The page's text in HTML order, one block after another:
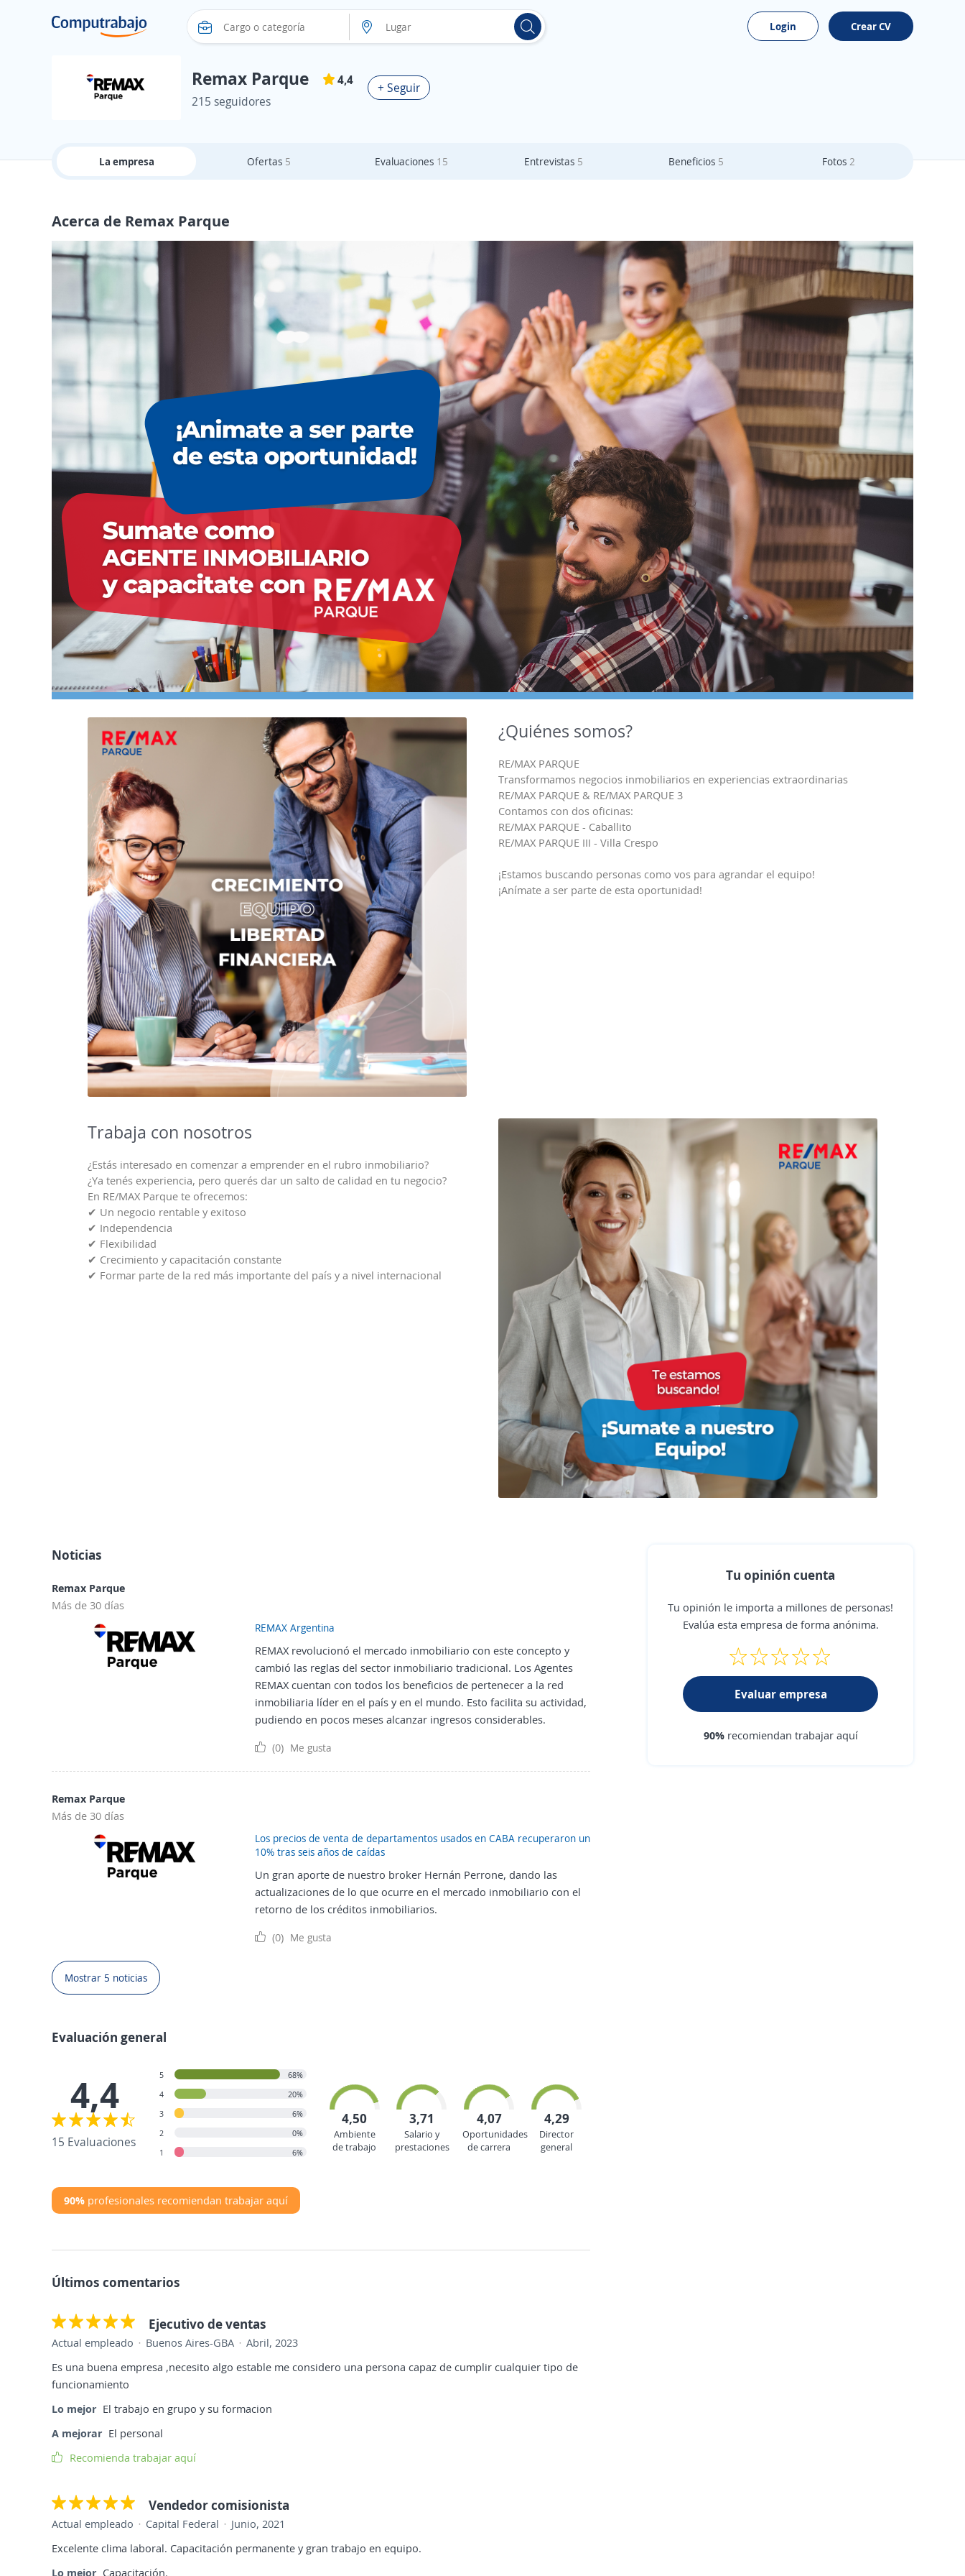
Login Crear CV
Remax Parque
4,4
215 seguidores
+ Seguir
La empresa Ofertas 5 Evaluaciones 15 Entrevistas 5 Beneficios 5 Fotos 2
Acerca de Remax Parque
¿Quiénes somos?
RE/MAX PARQUE
Transformamos negocios inmobiliarios en experiencias extraordinarias
RE/MAX PARQUE & RE/MAX PARQUE 3
Contamos con dos oficinas:
RE/MAX PARQUE - Caballito
RE/MAX PARQUE III - Villa Crespo
¡Estamos buscando personas como vos para agrandar el equipo!
¡Anímate a ser parte de esta oportunidad!
Trabaja con nosotros
¿Estás interesado en comenzar a emprender en el rubro inmobiliario?
¿Ya tenés experiencia, pero querés dar un salto de calidad en tu negocio?
En RE/MAX Parque te ofrecemos:
✔ Un negocio rentable y exitoso
✔ Independencia
✔ Flexibilidad
✔ Crecimiento y capacitación constante
✔ Formar parte de la red más importante del país y a nivel internacional
Noticias
Remax Parque
Más de 30 días
REMAX Argentina
REMAX revolucionó el mercado inmobiliario con este concepto y
cambió las reglas del sector inmobiliario tradicional. Los Agentes
REMAX cuentan con todos los beneficios de pertenecer a la red
inmobiliaria líder en el país y en el mundo. Esto facilita su actividad,
pudiendo en pocos meses alcanzar ingresos considerables.
(0) Me gusta
Remax Parque
Más de 30 días
Los precios de venta de departamentos usados en CABA recuperaron un
10% tras seis años de caídas
Un gran aporte de nuestro broker Hernán Perrone, dando las
actualizaciones de lo que ocurre en el mercado inmobiliario con el
retorno de los créditos inmobiliarios.
(0) Me gusta
Mostrar 5 noticias
Evaluación general
4,4
15 Evaluaciones
5
68%
4
20%
3
6%
2
0%
1
6%
4,50
Ambiente
de trabajo
3,71
Salario y
prestaciones
4,07
Oportunidades
de carrera
4,29
Director
general
90% profesionales recomiendan trabajar aquí
Últimos comentarios
Ejecutivo de ventas
Actual empleado Buenos Aires-GBA
Abril, 2023
Es una buena empresa ,necesito algo estable me considero una persona capaz de cumplir cualquier tipo de
funcionamiento
Lo mejor El trabajo en grupo y su formacion
A mejorar El personal
Recomienda trabajar aquí
Vendedor comisionista
Actual empleado Capital Federal
Junio, 2021
Excelente clima laboral. Capacitación permanente y gran trabajo en equipo.
Lo mejor Capacitación.
Tu opinión cuenta
Tu opinión le importa a millones de personas!
Evalúa esta empresa de forma anónima.
Evaluar empresa
90%recomiendan trabajar aquí